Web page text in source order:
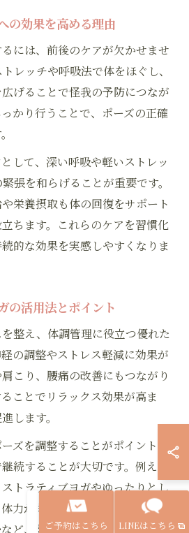
の効果を高める理由
には、前後のケアが欠かせませ
レッチや呼吸法で体をほぐし、
げることで怪我の予防につなが
かり行うことで、ポーズの正確
して、深い呼吸や軽いストレッ
張を和らげることが重要です。
栄養摂取も体の回復をサポート
ちます。これらのケアを習慣化
的な効果を実感しやすくなりま
の活用法とポイント
整え、体調管理に役立つ優れた
の調整やストレス軽減に効果が
こり、腰痛の改善にもつながり
ことでリラックス効果が高ま
します。
ズを調整することがポイント
続することが大切です。例え
トラティブヨガやゆったりとし
力がある時は少しチャレンジン
ど、柔軟に対応しましょう。こ
ご予約はこちら LINEはこちら